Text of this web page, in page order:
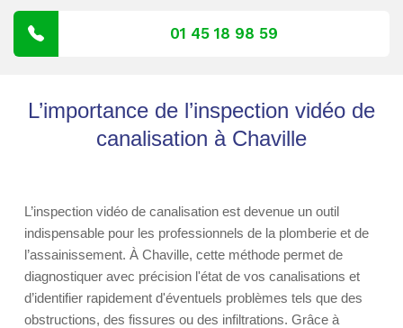
01 45 18 98 59
L’importance de l’inspection vidéo de
canalisation à Chaville
L’inspection vidéo de canalisation est devenue un outil
indispensable pour les professionnels de la plomberie et de
l’assainissement. À Chaville, cette méthode permet de
diagnostiquer avec précision l'état de vos canalisations et
d’identifier rapidement d'éventuels problèmes tels que des
obstructions, des fissures ou des infiltrations. Grâce à